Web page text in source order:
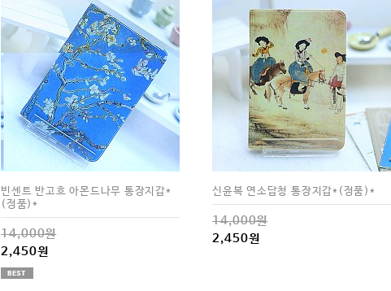
빈센트 반고흐 아몬드나무 통장지갑*
(정품)*
14,000원
2,450원
신윤복 연소답청 통장지갑*(정품)*
14,000원
2,450원